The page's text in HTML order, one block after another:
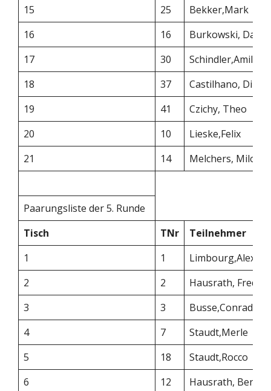
15
25
Bekker,Mark
16
16
Burkowski, David
17
30
Schindler,Amilia
18
37
Castilhano, Dini
19
41
Czichy, Theo
20
10
Lieske,Felix
21
14 Melchers, Milow
Paarungsliste der 5. Runde
Tisch
TNr
Teilnehmer
1
1
2
2
Hausrath, Freder
3
3
Busse,Conrad
4
7
Staudt,Merle
5
18
Staudt,Rocco
6
12
Hausrath, Benjam